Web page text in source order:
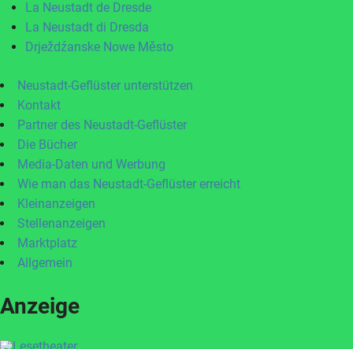
La Neustadt de Dresde
La Neustadt di Dresda
Drježdźanske Nowe Město
Neustadt-Geflüster unterstützen
Kontakt
Partner des Neustadt-Geflüster
Die Bücher
Media-Daten und Werbung
Wie man das Neustadt-Geflüster erreicht
Kleinanzeigen
Stellenanzeigen
Marktplatz
Allgemein
Anzeige